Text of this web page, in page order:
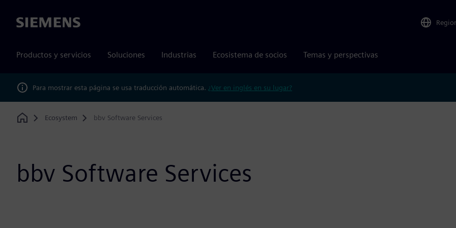
Siemens
Productos y servicios Soluciones Industrias Ecosistema de socios Temas y perspectivas
Para mostrar esta página se usa traducción automática. ¿Ver en inglés en su lugar?
Home
Ecosystem bbv Software Services
bbv Software Services